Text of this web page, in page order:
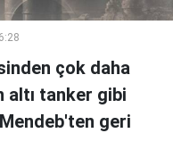
çok daha
altı tanker gibi
geri